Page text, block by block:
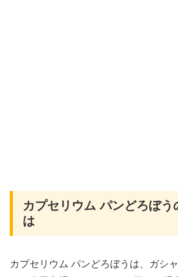
カプセリウム パンどろぼう
は
カプセリウム パンどろぼうは、ガシ